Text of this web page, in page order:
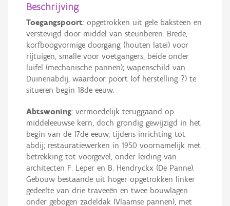
Beschrijving
Toegangspoort: opgetrokken uit gele baksteen en
verstevigd door middel van steunberen. Brede,
korfboogvormige doorgang (houten latei) voor
rijtuigen, smalle voor voetgangers, beide onder
luifel (mechanische pannen); wapenschild van
Duinenabdij, waardoor poort (of herstelling ?) te
situeren begin 18de eeuw.
Abtswoning: vermoedelijk teruggaand op
middeleeuwse kern, doch grondig gewijzigd in het
begin van de 17de eeuw, tijdens inrichting tot
abdij; restauratiewerken in 1950 voornamelijk met
betrekking tot voorgevel, onder leiding van
architecten F. Leper en B. Hendryckx (De Panne).
Gebouw bestaande uit hoger opgetrokken linker
gedeelte van drie traveeën en twee bouwlagen
onder gebogen zadeldak (Vlaamse pannen), met